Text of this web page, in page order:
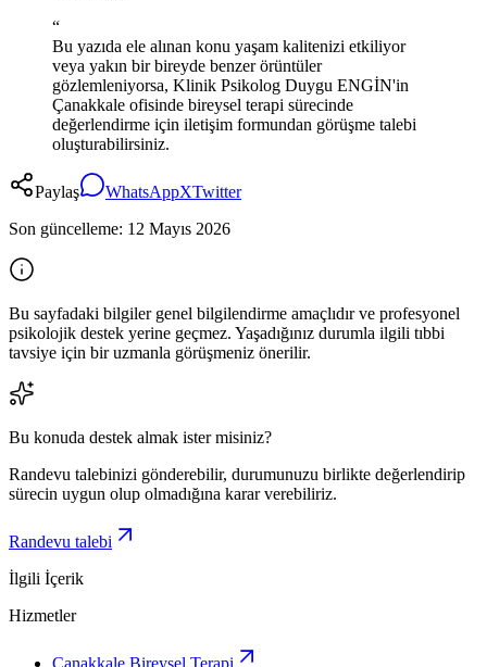
“
Bu yazıda ele alınan konu yaşam kalitenizi etkiliyor
veya yakın bir bireyde benzer örüntüler
gözlemleniyorsa, Klinik Psikolog Duygu ENGİN'in
Çanakkale ofisinde bireysel terapi sürecinde
değerlendirme için iletişim formundan görüşme talebi
oluşturabilirsiniz.
Paylaş WhatsAppXTwitter
Son güncelleme: 12 Mayıs 2026
Bu sayfadaki bilgiler genel bilgilendirme amaçlıdır ve profesyonel
psikolojik destek yerine geçmez. Yaşadığınız durumla ilgili tıbbi
tavsiye için bir uzmanla görüşmeniz önerilir.
Bu konuda destek almak ister misiniz?
Randevu talebinizi gönderebilir, durumunuzu birlikte değerlendirip
sürecin uygun olup olmadığına karar verebiliriz.
Randevu talebi
İlgili İçerik
Hizmetler
Çanakkale Bireysel Terapi